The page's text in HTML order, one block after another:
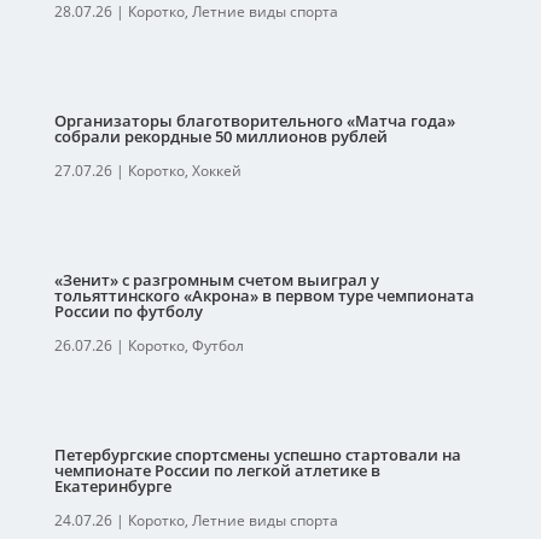
28.07.26| Коротко, Летние виды спорта
Организаторы благотворительного «Матча года»
собрали рекордные 50 миллионов рублей
27.07.26| Коротко, Хоккей
«Зенит» с разгромным счетом выиграл у
тольяттинского «Акрона» в первом туре чемпионата
России по футболу
26.07.26| Коротко, Футбол
Петербургские спортсмены успешно стартовали на
чемпионате России по легкой атлетике в
Екатеринбурге
24.07.26| Коротко, Летние виды спорта